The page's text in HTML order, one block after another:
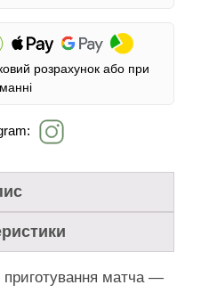
розрахунок або при
приготування матча —